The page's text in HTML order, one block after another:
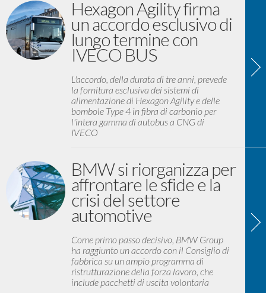
Hexagon Agility firma
un accordo esclusivo di
lungo termine con
IVECO BUS
L'accordo, della durata di tre anni, prevede
la fornitura esclusiva dei sistemi di
alimentazione di Hexagon Agility e delle
bombole Type 4 in fibra di carbonio per
l'intera gamma di autobus a CNG di
IVECO
BMW si riorganizza per
affrontare le sfide e la
crisi del settore
automotive
Come primo passo decisivo, BMW Group
ha raggiunto un accordo con il Consiglio di
fabbrica su un ampio programma di
ristrutturazione della forza lavoro, che
include pacchetti di uscita volontaria